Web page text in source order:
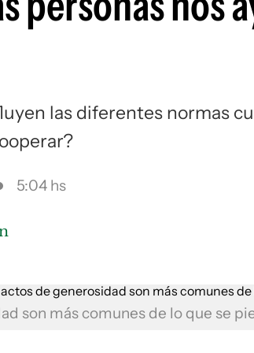
las diferentes normas
5:04 hs
son más comunes de lo que se